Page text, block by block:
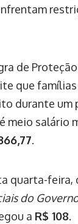
de
que
durante um
meio salário
.
quarta-feira,
do
a R$ 108.